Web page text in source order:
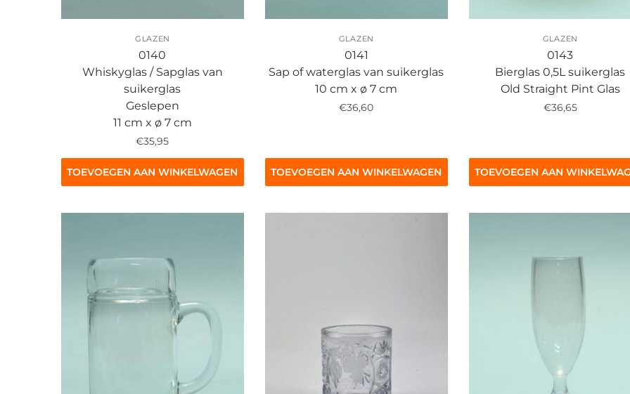
GLAZEN
0140
Whiskyglas / Sapglas van
suikerglas
Geslepen
11 cm x ø 7 cm
€35,95
TOEVOEGEN AAN WINKELWAGEN
GLAZEN
0141
Sap of waterglas van suikerglas
10 cm x ø 7 cm
€36,60
TOEVOEGEN AAN WINKELWAGEN
GLAZEN
0143
Bierglas 0,5L suikerglas
Old Straight Pint Glas
€36,65
TOEVOEGEN AAN